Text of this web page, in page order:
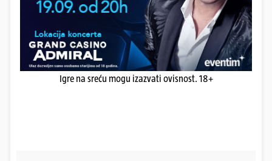
Igre na sreću mogu izazvati ovisnost. 18+